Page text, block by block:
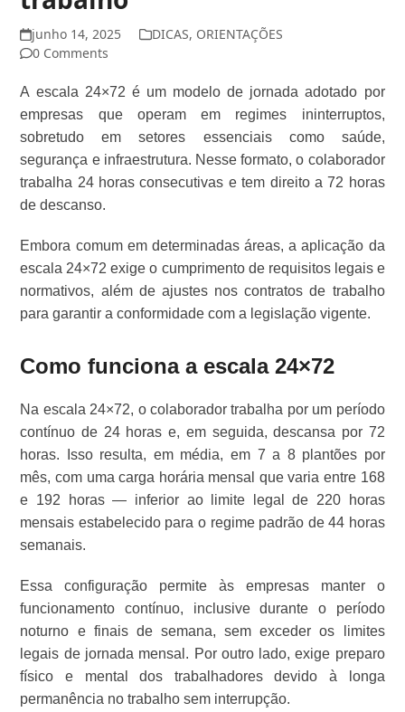
junho 14, 2025 DICAS, ORIENTAÇÕES
0 Comments
A escala 24×72 é um modelo de jornada adotado por
empresas que operam em regimes ininterruptos,
sobretudo em setores essenciais como saúde,
segurança e infraestrutura. Nesse formato, o colaborador
trabalha 24 horas consecutivas e tem direito a 72 horas
de descanso.
Embora comum em determinadas áreas, a aplicação da
escala 24×72 exige o cumprimento de requisitos legais e
normativos, além de ajustes nos contratos de trabalho
para garantir a conformidade com a legislação vigente.
Como funciona a escala 24×72
Na escala 24×72, o colaborador trabalha por um período
contínuo de 24 horas e, em seguida, descansa por 72
horas. Isso resulta, em média, em 7 a 8 plantões por
mês, com uma carga horária mensal que varia entre 168
e 192 horas — inferior ao limite legal de 220 horas
mensais estabelecido para o regime padrão de 44 horas
semanais.
Essa configuração permite às empresas manter o
funcionamento contínuo, inclusive durante o período
noturno e finais de semana, sem exceder os limites
legais de jornada mensal. Por outro lado, exige preparo
físico e mental dos trabalhadores devido à longa
permanência no trabalho sem interrupção.